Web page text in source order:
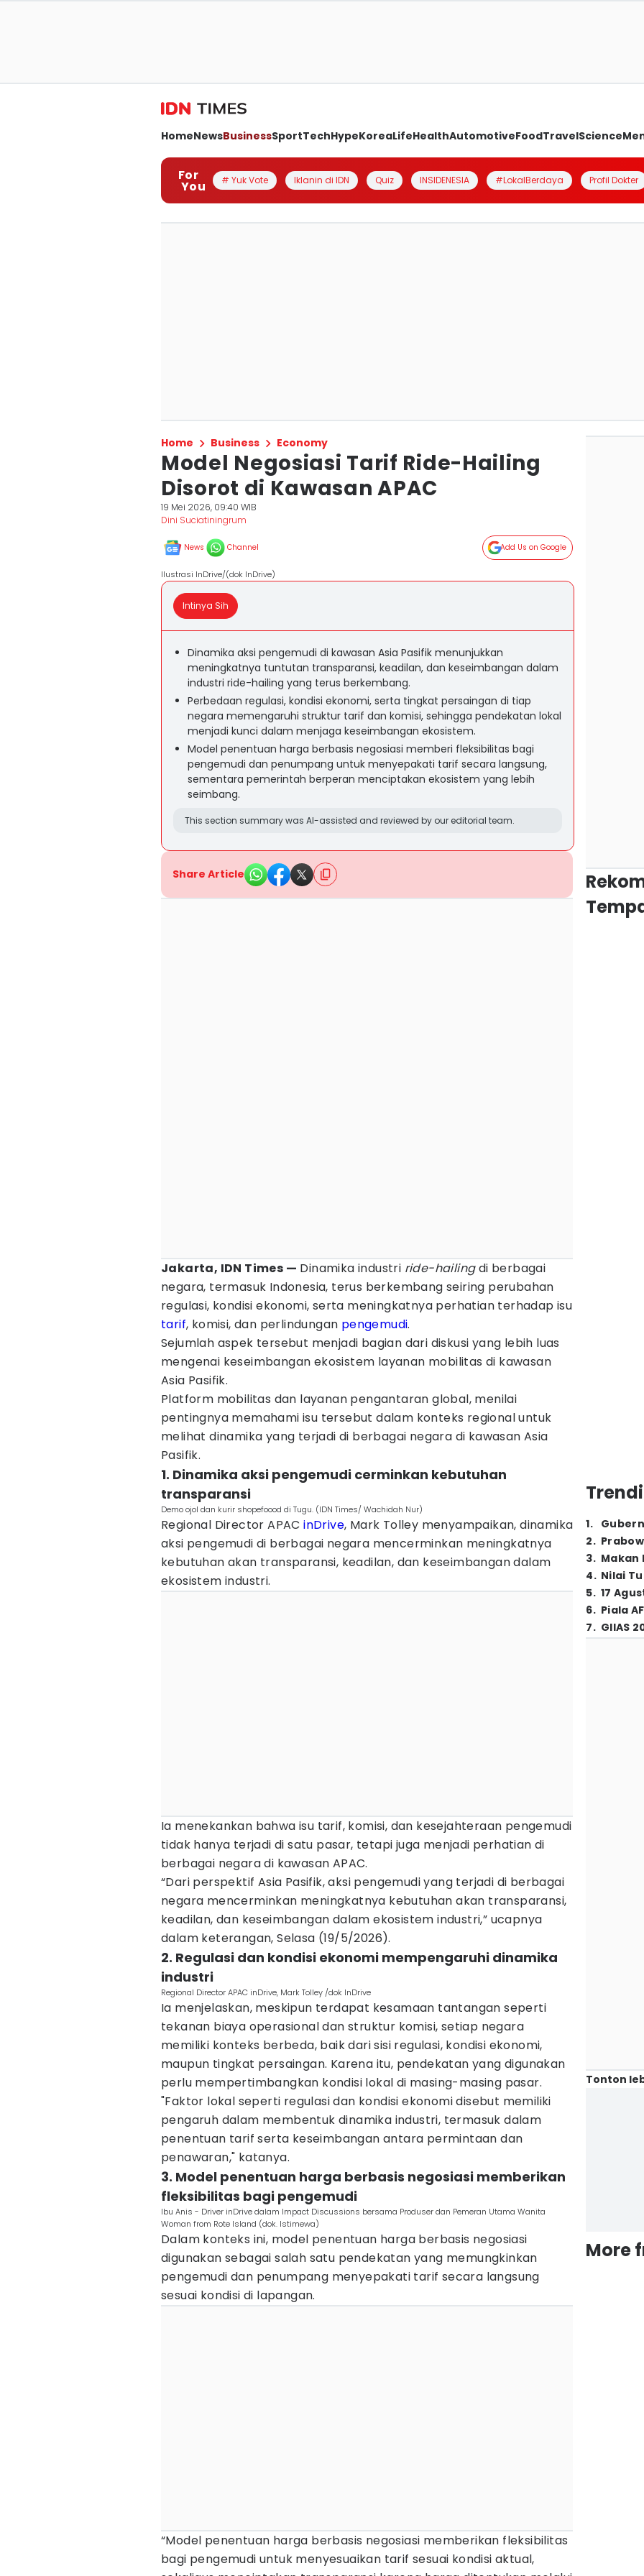
HomeNewsBusinessSportTechHypeKoreaLifeHealthAutomotiveFoodTravelScience
For
You # Yuk Vote Iklanin di IDN Quiz INSIDENESIA #LokalBerdaya Profil Dokter
Home Business Economy
Model Negosiasi Tarif Ride-Hailing
Disorot di Kawasan APAC
19 Mei 2026, 09:40 WIB
Dini Suciatiningrum
News Channel Add Us on Google
Ilustrasi InDrive/(dok InDrive)
Intinya Sih
Dinamika aksi pengemudi di kawasan Asia Pasifik menunjukkan
meningkatnya tuntutan transparansi, keadilan, dan keseimbangan dalam
industri ride-hailing yang terus berkembang.
Perbedaan regulasi, kondisi ekonomi, serta tingkat persaingan di tiap
negara memengaruhi struktur tarif dan komisi, sehingga pendekatan lokal
menjadi kunci dalam menjaga keseimbangan ekosistem.
Model penentuan harga berbasis negosiasi memberi fleksibilitas bagi
pengemudi dan penumpang untuk menyepakati tarif secara langsung,
sementara pemerintah berperan menciptakan ekosistem yang lebih
seimbang.
This section summary was AI-assisted and reviewed by our editorial team.
Share Article
Jakarta, IDN Times — Dinamika industri ride-hailingdi berbagai
negara, termasuk Indonesia, terus berkembang seiring perubahan
regulasi, kondisi ekonomi, serta meningkatnya perhatian terhadap isu
tarif, komisi, dan perlindungan pengemudi.
Sejumlah aspek tersebut menjadi bagian dari diskusi yang lebih luas
mengenai keseimbangan ekosistem layanan mobilitas di kawasan
Asia Pasifik.
Platform mobilitas dan layanan pengantaran global, menilai
pentingnya memahami isu tersebut dalam konteks regional untuk
melihat dinamika yang terjadi di berbagai negara di kawasan Asia
Pasifik.
1. Dinamika aksi pengemudi cerminkan kebutuhan
transparansi
Demo ojol dan kurir shopefoood di Tugu. (IDN Times/ Wachidah Nur)
Regional Director APACinDrive, Mark Tolley menyampaikan, dinamika
aksi pengemudi di berbagai negara mencerminkan meningkatnya
kebutuhan akan transparansi, keadilan, dan keseimbangan dalam
ekosistem industri.
Ia menekankan bahwa isu tarif, komisi, dan kesejahteraan pengemudi
tidak hanya terjadi di satu pasar, tetapi juga menjadi perhatian di
berbagai negara di kawasan APAC.
“Dari perspektif Asia Pasifik, aksi pengemudi yang terjadi di berbagai
negara mencerminkan meningkatnya kebutuhan akan transparansi,
keadilan, dan keseimbangan dalam ekosistem industri,” ucapnya
dalam keterangan, Selasa (19/5/2026).
2. Regulasi dan kondisi ekonomi mempengaruhi dinamika
industri
Regional Director APAC inDrive, Mark Tolley /dok InDrive
Ia menjelaskan, meskipun terdapat kesamaan tantangan seperti
tekanan biaya operasional dan struktur komisi, setiap negara
memiliki konteks berbeda, baik dari sisi regulasi, kondisi ekonomi,
maupun tingkat persaingan. Karena itu, pendekatan yang digunakan
perlu mempertimbangkan kondisi lokal di masing-masing pasar.
"Faktor lokal seperti regulasi dan kondisi ekonomi disebut memiliki
pengaruh dalam membentuk dinamika industri, termasuk dalam
penentuan tarif serta keseimbangan antara permintaan dan
penawaran," katanya.
3. Model penentuan harga berbasis negosiasi memberikan
fleksibilitas bagi pengemudi
Ibu Anis - Driver inDrive dalam Impact Discussions bersama Produser dan Pemeran Utama Wanita
Woman from Rote Island (dok. Istimewa)
Dalam konteks ini, model penentuan harga berbasis negosiasi
digunakan sebagai salah satu pendekatan yang memungkinkan
pengemudi dan penumpang menyepakati tarif secara langsung
sesuai kondisi di lapangan.
“Model penentuan harga berbasis negosiasi memberikan fleksibilitas
bagi pengemudi untuk menyesuaikan tarif sesuai kondisi aktual,
1.
2.
3. Makan
4. Nilai
5. 17
6. Piala
7. GIIAS
Tonton
More